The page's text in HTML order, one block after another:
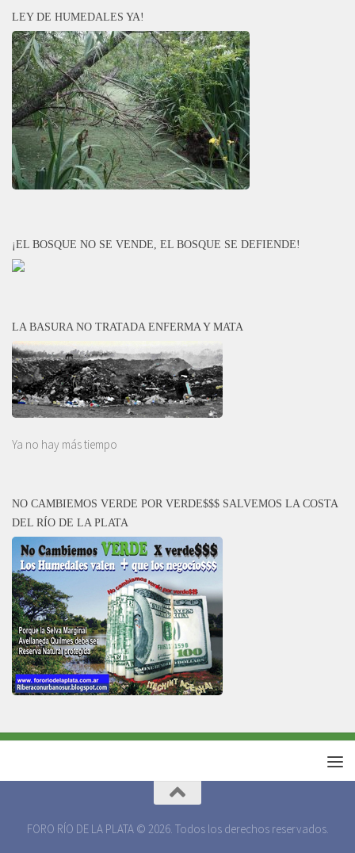
LEY DE HUMEDALES YA!
¡EL BOSQUE NO SE VENDE, EL BOSQUE SE DEFIENDE!
LA BASURA NO TRATADA ENFERMA Y MATA
Ya no hay más tiempo
NO CAMBIEMOS VERDE POR VERDE$$$ SALVEMOS LA COSTA
DEL RÍO DE LA PLATA
FORO RÍO DE LA PLATA © 2026. Todos los derechos reservados.